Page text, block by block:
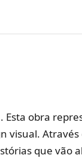
obra
visual.
que vão